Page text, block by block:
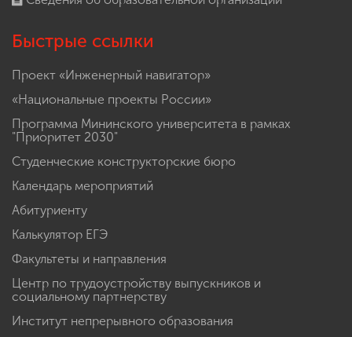
Быстрые ссылки
Проект «Инженерный навигатор»
«Национальные проекты России»
Программа Мининского университета в рамках
"Приоритет 2030"
Студенческие конструкторские бюро
Календарь мероприятий
Абитуриенту
Калькулятор ЕГЭ
Факультеты и направления
Центр по трудоустройству выпускников и
социальному партнерству
Институт непрерывного образования